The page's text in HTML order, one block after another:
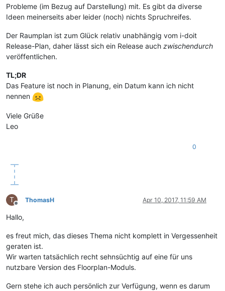
Probleme (im Bezug auf Darstellung) mit. Es gibt da diverse
Ideen meinerseits aber leider (noch) nichts Spruchreifes.
Der Raumplan ist zum Glück relativ unabhängig vom i-doit
Release-Plan, daher lässt sich ein Release auch zwischendurch
veröffentlichen.
TL;DR
Das Feature ist noch in Planung, ein Datum kann ich nicht
nennen
Viele Grüße
Leo
0
T
Offline
ThomasH Apr 10, 2017, 11:59 AM
Hallo,
es freut mich, das dieses Thema nicht komplett in Vergessenheit
geraten ist.
Wir warten tatsächlich recht sehnsüchtig auf eine für uns
nutzbare Version des Floorplan-Moduls.
Gern stehe ich auch persönlich zur Verfügung, wenn es darum